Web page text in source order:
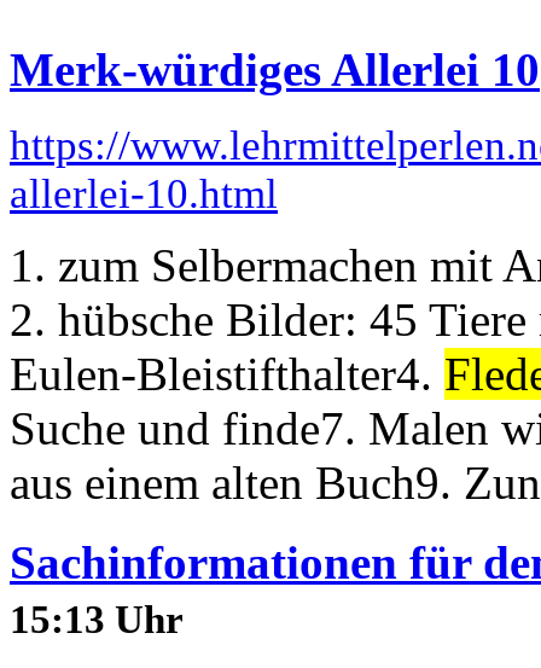
Merk-würdiges Allerlei 10
https://
allerlei-10.html
1. zum Selbermachen mit
2. hübsche Bilder: 45
Eulen-Bleistifthalter4.
Suche und finde7. Malen
aus einem alten Buch9.
Sachinformationen für
15:13 Uhr